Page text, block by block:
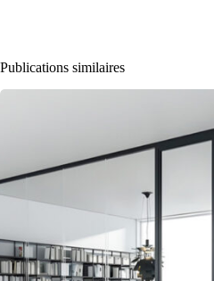
Publications similaires